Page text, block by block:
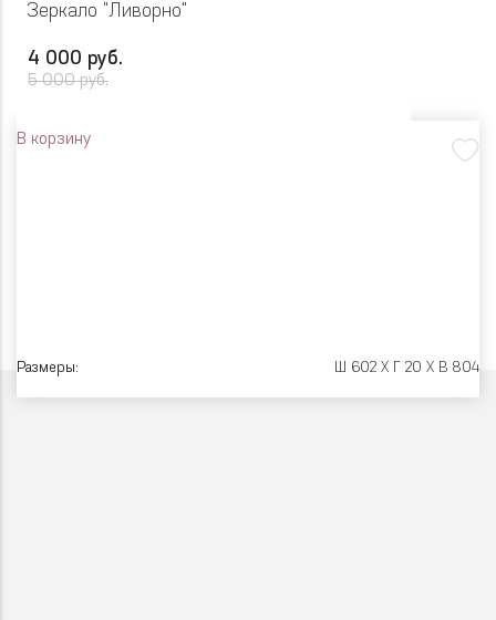
Зеркало "Ливорно"
4 000 руб.
5 000 руб.
В корзину
Размеры: Ш 602 X Г 20 X В 804